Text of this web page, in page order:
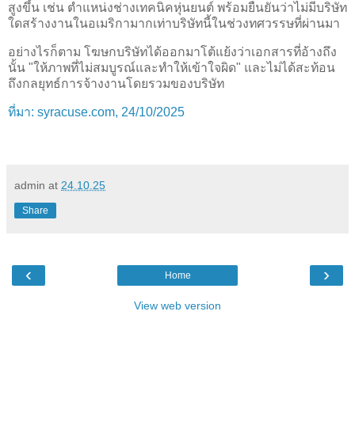
สูงขึ้น เช่น ตำแหน่งช่างเทคนิคหุ่นยนต์ พร้อมยืนยันว่าไม่มีบริษัท
ใดสร้างงานในอเมริกามากเท่าบริษัทนี้ในช่วงทศวรรษที่ผ่านมา
อย่างไรก็ตาม โฆษกบริษัทได้ออกมาโต้แย้งว่าเอกสารที่อ้างถึง
นั้น "ให้ภาพที่ไม่สมบูรณ์และทำให้เข้าใจผิด" และไม่ได้สะท้อน
ถึงกลยุทธ์การจ้างงานโดยรวมของบริษัท
ที่มา: syracuse.com, 24/10/2025
admin at 24.10.25
Share
‹ ›
Home
View web version